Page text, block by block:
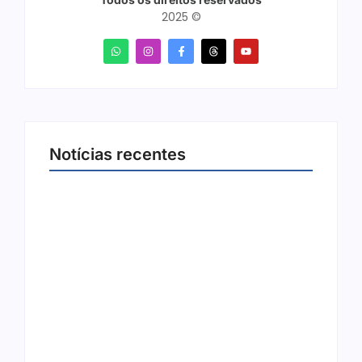
2025 ©
Notícias recentes